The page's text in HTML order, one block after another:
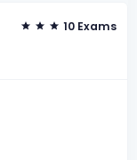
10 Exams